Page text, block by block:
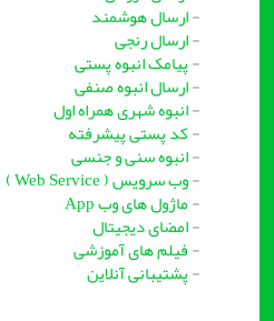
ارسال هوشمند
ارسال رنجی
پیامک انبوه پستی
ارسال انبوه صنفی
انبوه شهری همراه اول
کد پستی پیشرفته
انبوه سنی و جنسی
وب سرویس ( Web Service )
ماژول های وب App
امضای دیجیتال
فیلم های آموزشی
پشتیبانی آنلاین